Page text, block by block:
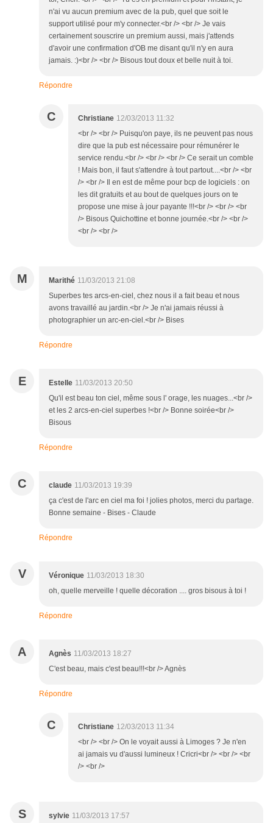
n'ai vu aucun premium avec de la pub, quel que soit le
support utilisé pour m'y connecter.<br /> <br /> Je vais
certainement souscrire un premium aussi, mais j'attends
d'avoir une confirmation d'OB me disant qu'il n'y en aura
jamais. :)<br /> <br /> Bisous tout doux et belle nuit à toi.
Répondre
C Christiane 12/03/2013 11:32
<br /> <br /> Puisqu'on paye, ils ne peuvent pas nous
dire que la pub est nécessaire pour rémunérer le
service rendu.<br /> <br /> <br /> Ce serait un comble
! Mais bon, il faut s'attendre à tout partout....<br /> <br
/> <br /> Il en est de même pour bcp de logiciels : on
les dit gratuits et au bout de quelques jours on te
propose une mise à jour payante !!!<br /> <br /> <br
/> Bisous Quichottine et bonne journée.<br /> <br />
<br /> <br />
M Marithé 11/03/2013 21:08
Superbes tes arcs-en-ciel, chez nous il a fait beau et nous
avons travaillé au jardin.<br /> Je n'ai jamais réussi à
photographier un arc-en-ciel.<br /> Bises
Répondre
E Estelle 11/03/2013 20:50
Qu'il est beau ton ciel, même sous l' orage, les nuages...<br />
et les 2 arcs-en-ciel superbes !<br /> Bonne soirée<br />
Bisous
Répondre
C claude 11/03/2013 19:39
ça c'est de l'arc en ciel ma foi ! jolies photos, merci du partage.
Bonne semaine - Bises - Claude
Répondre
V Véronique 11/03/2013 18:30
oh, quelle merveille ! quelle décoration .... gros bisous à toi !
Répondre
A Agnès 11/03/2013 18:27
C'est beau, mais c'est beau!!!<br /> Agnès
Répondre
C Christiane 12/03/2013 11:34
<br /> <br /> On le voyait aussi à Limoges ? Je n'en
ai jamais vu d'aussi lumineux ! Cricri<br /> <br /> <br
/> <br />
S sylvie 11/03/2013 17:57